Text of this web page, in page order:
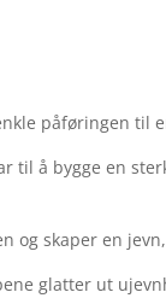
påføringen til
til å bygge en
og skaper en
glatter ut